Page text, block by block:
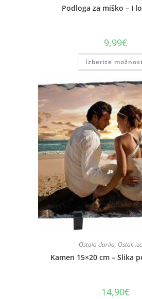
Podloga za miško – I
9,99€
Izberite
Ostala darila, Ostali
Kamen 15×20 cm – Slika
14,90€